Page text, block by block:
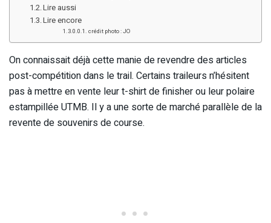
Lire aussi
Lire encore
crédit photo : JO
On connaissait déjà cette manie de revendre des articles
post-compétition dans le trail. Certains traileurs n’hésitent
pas à mettre en vente leur t-shirt de finisher ou leur polaire
estampillée UTMB. Il y a une sorte de marché parallèle de la
revente de souvenirs de course.